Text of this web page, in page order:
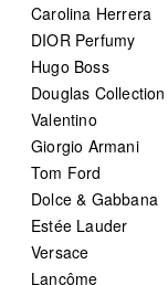
Carolina Herrera
DIOR Perfumy
Hugo Boss
Douglas Collection
Valentino
Giorgio Armani
Tom Ford
Dolce & Gabbana
Estée Lauder
Versace
Lancôme